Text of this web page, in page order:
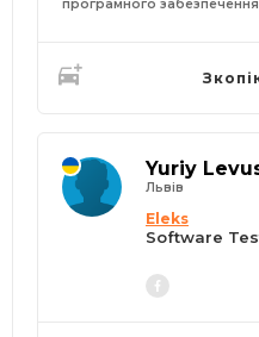
програмного забезпечення
Yuriy
Львів
Eleks
Software